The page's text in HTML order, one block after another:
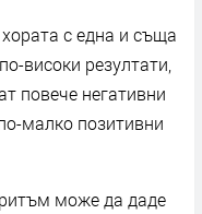
с една и съща
високи резултати,
повече негативни
малко позитивни
може да даде